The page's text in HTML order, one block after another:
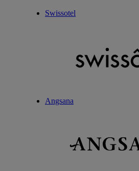
Swissotel
Angsana